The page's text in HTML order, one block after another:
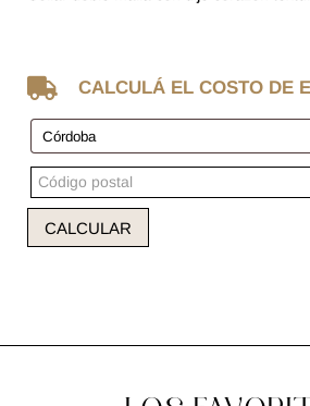
 CALCULÁ EL COSTO DE
CALCULAR